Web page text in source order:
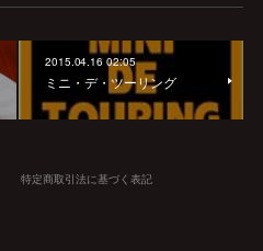
2015.04.16 02:05
ミニ・デ・ツーリング
特定商取引法に基づく表記